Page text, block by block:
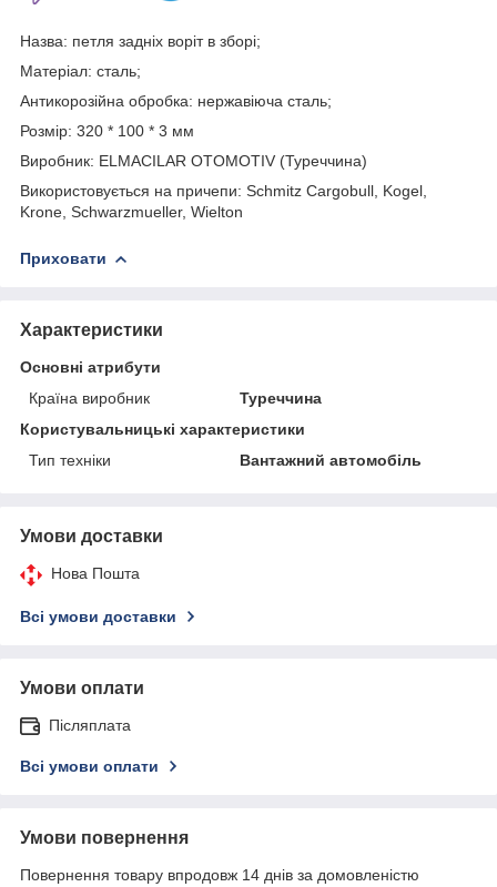
Назва: петля задніх воріт в зборі;
Матеріал: сталь;
Антикорозійна обробка: нержавіюча сталь;
Розмір: 320 * 100 * 3 мм
Виробник: ELMACILAR OTOMOTIV (Туреччина)
Використовується на причепи: Schmitz Cargobull, Kogel,
Krone, Schwarzmueller, Wielton
Приховати
Характеристики
Основні атрибути
Країна виробник
Туреччина
Користувальницькі характеристики
Тип техніки
Вантажний автомобіль
Умови доставки
Нова Пошта
Всі умови доставки
Умови оплати
Післяплата
Всі умови оплати
Умови повернення
Повернення товару впродовж 14 днів за домовленістю